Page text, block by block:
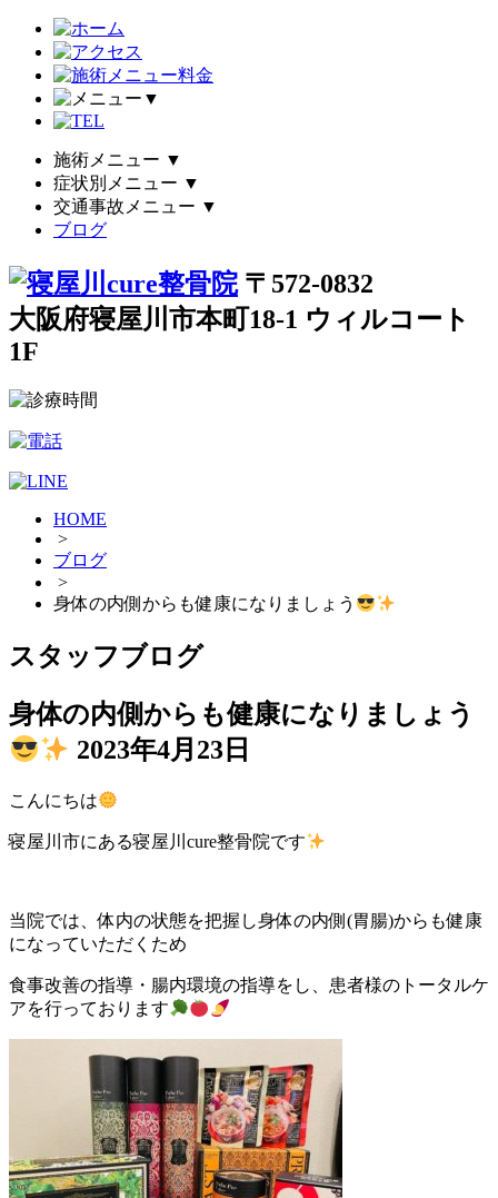
▼
施術メニュー ▼
症状別メニュー ▼
交通事故メニュー ▼
ブログ
〒572-0832
大阪府寝屋川市本町18-1 ウィルコート
1F
HOME
>
ブログ
>
身体の内側からも健康になりましょう
スタッフブログ
身体の内側からも健康になりましょう
2023年4月23日
こんにちは
寝屋川市にある寝屋川cure整骨院です
当院では、体内の状態を把握し身体の内側(胃腸)からも健康
になっていただくため
食事改善の指導・腸内環境の指導をし、患者様のトータルケ
アを行っております